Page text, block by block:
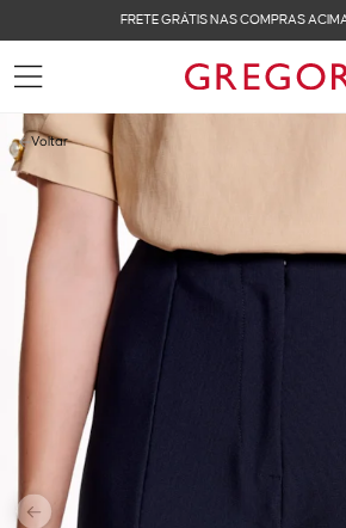
FRETE GRÁTIS NAS COMPRAS
Voltar